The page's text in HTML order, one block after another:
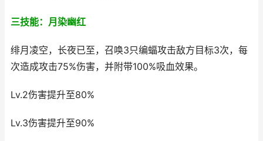
三技能：月染幽红
绯月凌空，长夜已至，召唤3只编蝠攻击敌方目标3次，每
次造成攻击75%伤害，并附带100%吸血效果。
Lv.2伤害提升至80%
Lv.3伤害提升至90%